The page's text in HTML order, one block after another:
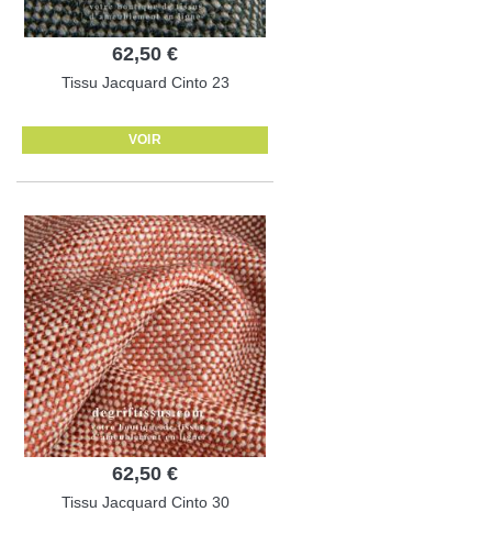
62,50 €
Tissu Jacquard Cinto 23
VOIR
62,50 €
Tissu Jacquard Cinto 30